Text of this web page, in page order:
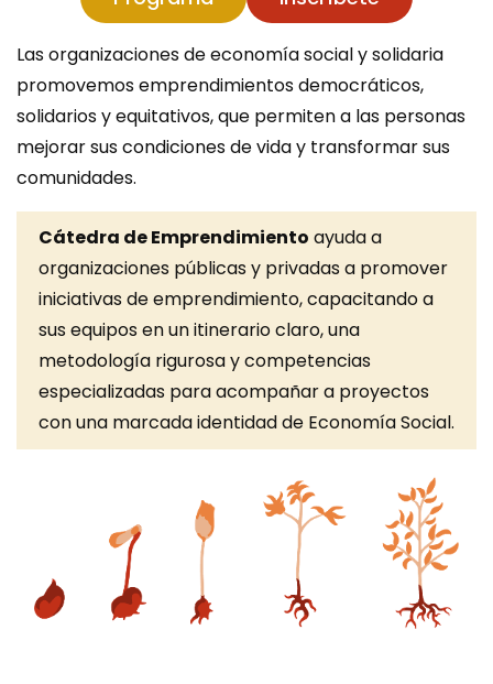
Las organizaciones de economía social y solidaria
promovemos emprendimientos democráticos,
solidarios y equitativos, que permiten a las personas
mejorar sus condiciones de vida y transformar sus
comunidades.
Cátedra de Emprendimiento ayuda a
organizaciones públicas y privadas a promover
iniciativas de emprendimiento, capacitando a
sus equipos en un itinerario claro, una
metodología rigurosa y competencias
especializadas para acompañar a proyectos
con una marcada identidad de Economía Social.